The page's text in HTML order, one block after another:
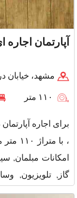
آپارتمان
مشهد، خیابان
برای اجاره
امکانات مبلمان,
گاز, تلویزیون,
ماکروف